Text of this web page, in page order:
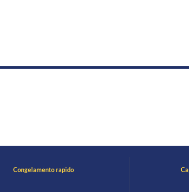
Congelamento rapido